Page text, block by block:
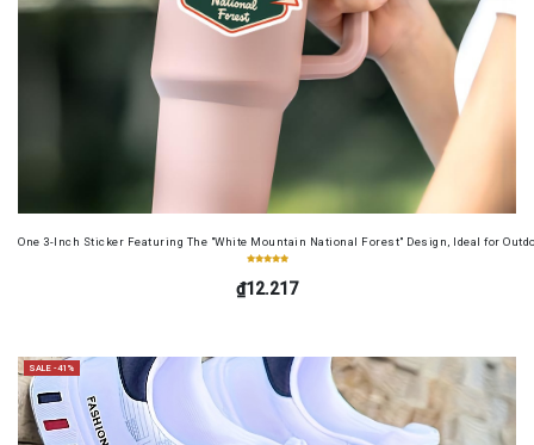
One 3-Inch Sticker Featuring The "White Mountain National Forest" Design, Ideal for
₫12.217
SALE -41%